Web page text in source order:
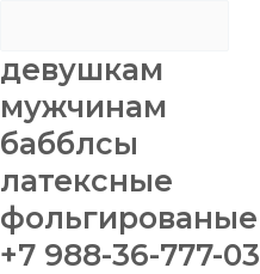
девушкам
мужчинам
бабблсы
латексные
фольгированые
+7 988-36-777-03